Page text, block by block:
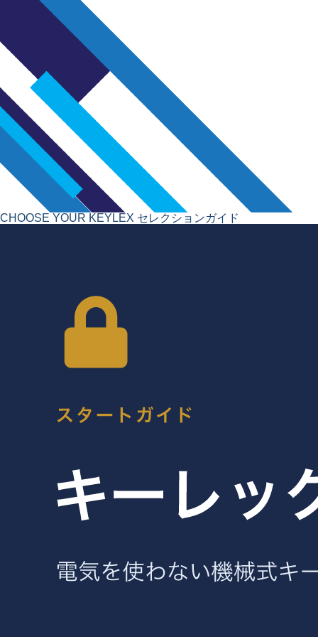
CHOOSE YOUR KEYLEX セレクションガイド